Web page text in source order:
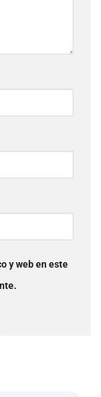
y web en este